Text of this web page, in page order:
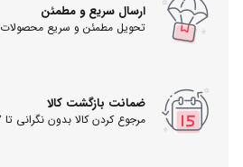
ارسال سریع و مطمئن
تحویل مطمئن و سریع محصولات
ضمانت بازگشت کالا
مرجوع کردن کالا بدون نگرانی تا 7 روز پس از دریافت